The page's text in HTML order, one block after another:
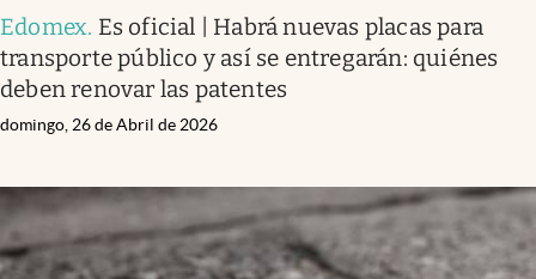
Edomex. Es oficial | Habrá nuevas placas para
transporte público y así se entregarán: quiénes
deben renovar las patentes
domingo, 26 de Abril de 2026